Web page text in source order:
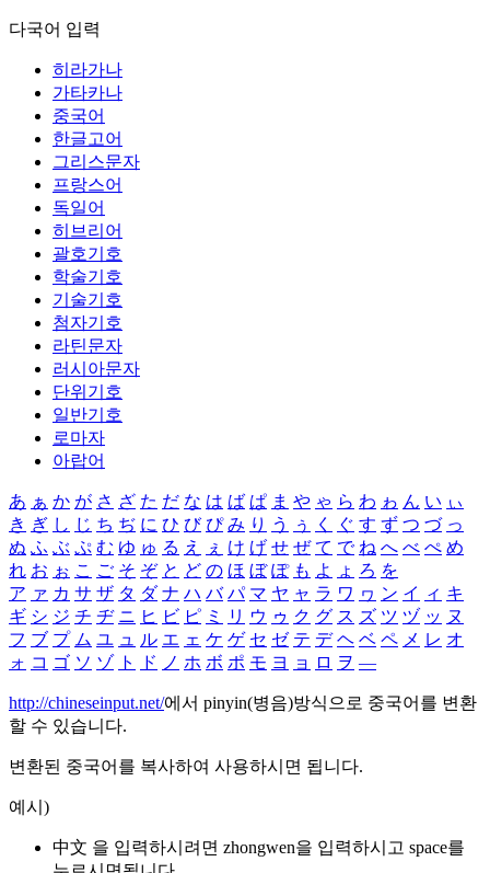
다국어 입력
히라가나
가타카나
중국어
한글고어
그리스문자
프랑스어
독일어
히브리어
괄호기호
학술기호
기술기호
첨자기호
라틴문자
러시아문자
단위기호
일반기호
로마자
아랍어
あ ぁ か が さ ざ た だ な は ば ぱ ま や ゃ ら わ ゎ ん い ぃ
き ぎ し じ ち ぢ に ひ び ぴ み り う ぅ く ぐ す ず つ づ っ
ぬ ふ ぶ ぷ む ゆ ゅ る え ぇ け げ せ ぜ て で ね へ べ ぺ め
れ お ぉ こ ご そ ぞ と ど の ほ ぼ ぽ も よ ょ ろ を
ア ァ カ サ ザ タ ダ ナ ハ バ パ マ ヤ ャ ラ ワ ヮ ン イ ィ キ
ギ シ ジ チ ヂ ニ ヒ ビ ピ ミ リ ウ ゥ ク グ ス ズ ツ ヅ ッ ヌ
フ ブ プ ム ユ ュ ル エ ェ ケ ゲ セ ゼ テ デ ヘ ベ ペ メ レ オ
ォ コ ゴ ソ ゾ ト ド ノ ホ ボ ポ モ ヨ ョ ロ ヲ ―
http://chineseinput.net/에서 pinyin(병음)방식으로 중국어를 변환
할 수 있습니다.
변환된 중국어를 복사하여 사용하시면 됩니다.
예시)
中文 을 입력하시려면 zhongwen을 입력하시고 space를